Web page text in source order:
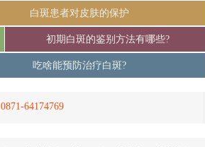
白斑患者对皮肤的保护
初期白斑的鉴别方法有哪些?
吃啥能预防治疗白斑?
0871-64174769